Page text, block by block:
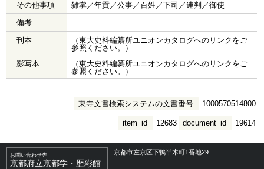
その他事項
雑掌／年貢／公事／百姓／下司／連判／御使
備考
刊本
（東大史料編纂所ユニオンカタログへのリンクをご
参照ください。）
影写本
（東大史料編纂所ユニオンカタログへのリンクをご
参照ください。）
東寺文書検索システムの文書番号 1000570514800
document_id 19614
item_id 12683
お問い合わせ先
京都府立京都学・歴彩館
京都市左京区下鴨半木町1番地29